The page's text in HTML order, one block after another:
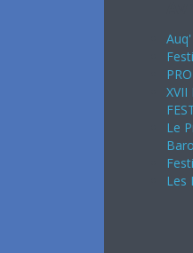
XVII
Le
Les